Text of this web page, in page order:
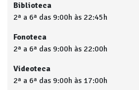
Biblioteca
2ª a 6ª das 9:00h às 22:45h
Fonoteca
2ª a 6ª das 9:00h às 22:00h
Videoteca
2ª a 6ª das 9:00h às 17:00h